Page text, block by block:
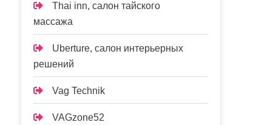
Thai inn, салон тайского
массажа
Uberture, салон интерьерных
решений
Vag Technik
VAGzone52